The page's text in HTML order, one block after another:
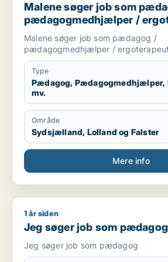
Malene søger job som
pædagogmedhjælper /
konsulent
Malene søger job som pædagog /
pædagogmedhjælper /
Type
Pædagog, Pædagogmedhjælper,
mv.
Område
Sydsjælland, Lolland og Falster
Mere info
Jeg søger job som pædagog
1 år siden
Jeg søger job som pædagog
Jeg søger job som pædagog